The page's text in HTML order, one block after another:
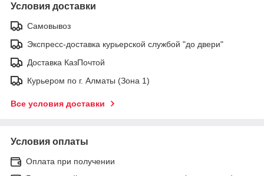
Условия доставки
Самовывоз
Экспресс-доставка курьерской службой "до двери"
Доставка КазПочтой
Курьером по г. Алматы (Зона 1)
Все условия доставки
Условия оплаты
Оплата при получении